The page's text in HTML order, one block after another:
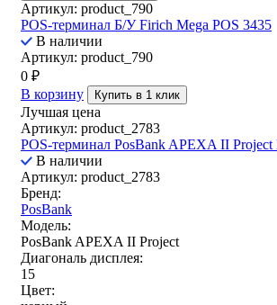
Артикул: product_790
POS-терминал Б/У Firich Mega POS 3435
В наличии
Артикул: product_790
0 ₽
В корзину
Купить в 1 клик
Лучшая цена
Артикул: product_2783
POS-терминал PosBank APEXA II
В наличии
Артикул: product_2783
Бренд:
PosBank
Модель:
PosBank APEXA II Project
Диагональ дисплея:
15
Цвет: